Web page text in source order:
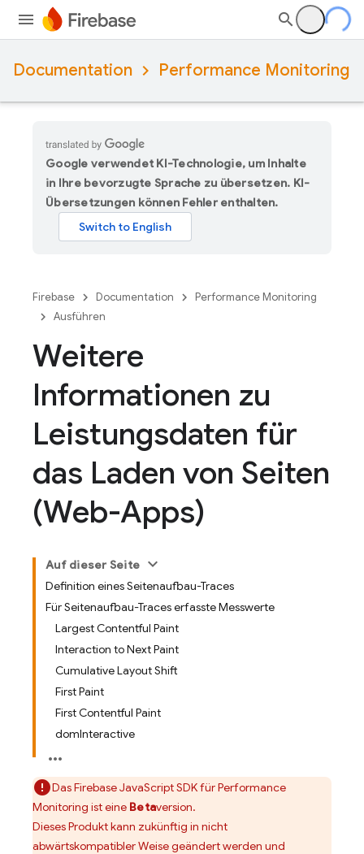
Documentation Performance Monitoring
Google verwendet KI-Technologie, um Inhalte
in Ihre bevorzugte Sprache zu übersetzen. KI-
Übersetzungen können Fehler enthalten.
Firebase Documentation
Performance Monitoring
Ausführen
Weitere
Informationen zu
Leistungsdaten für
das Laden von Seiten
(Web-Apps)
Auf dieser Seite
Definition eines Seitenaufbau-Traces
Für Seitenaufbau-Traces erfasste Messwerte
Largest Contentful Paint
Interaction to Next Paint
Cumulative Layout Shift
First Paint
First Contentful Paint
domInteractive
DasFirebaseJavaScriptSDK fürPerformance
Monitoring ist eine Betaversion.
Dieses Produkt kann zukünftig in nicht
abwärtskompatibler Weise geändert werden und